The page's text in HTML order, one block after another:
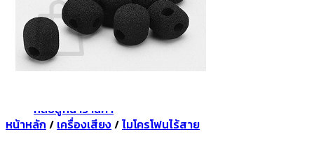
กลับสู่หน้าร้านค้า
หน้าหลัก / เครื่องเสียง/ไมโครโฟนไร้สาย